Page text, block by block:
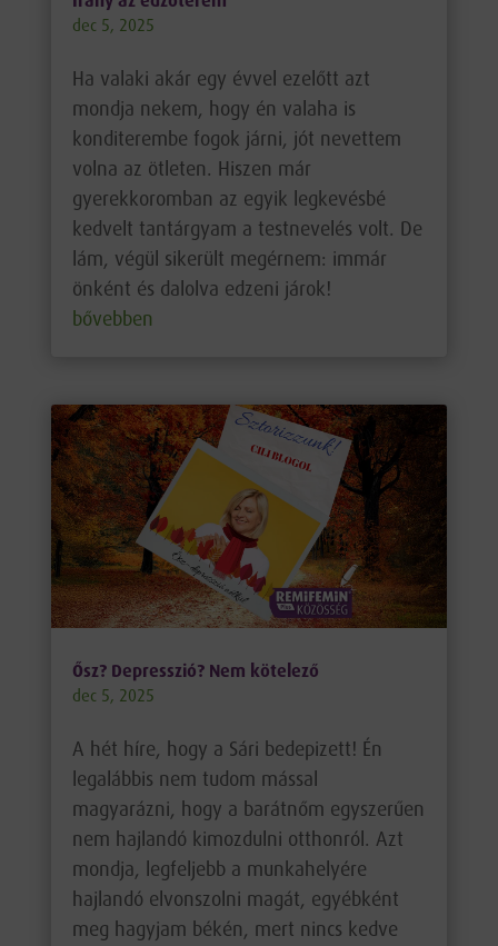
dec 5, 2025
Ha valaki akár egy évvel ezelőtt azt
mondja nekem, hogy én valaha is
konditerembe fogok járni, jót nevettem
volna az ötleten. Hiszen már
gyerekkoromban az egyik legkevésbé
kedvelt tantárgyam a testnevelés volt. De
lám, végül sikerült megérnem: immár
önként és dalolva edzeni járok!
bővebben
Ősz? Depresszió? Nem kötelező
dec 5, 2025
A hét híre, hogy a Sári bedepizett! Én
legalábbis nem tudom mással
magyarázni, hogy a barátnőm egyszerűen
nem hajlandó kimozdulni otthonról. Azt
mondja, legfeljebb a munkahelyére
hajlandó elvonszolni magát, egyébként
meg hagyjam békén, mert nincs kedve